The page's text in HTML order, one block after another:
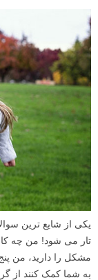
یکی از شایع ترین
تار می شود! من چه
مشکل را دارید، من
به شما کمک کنند از